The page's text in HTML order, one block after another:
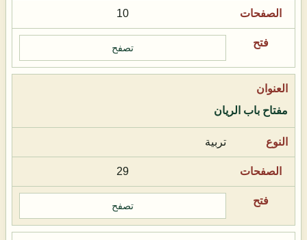
10
تصفح
مفتاح باب الريان
تربية
29
تصفح